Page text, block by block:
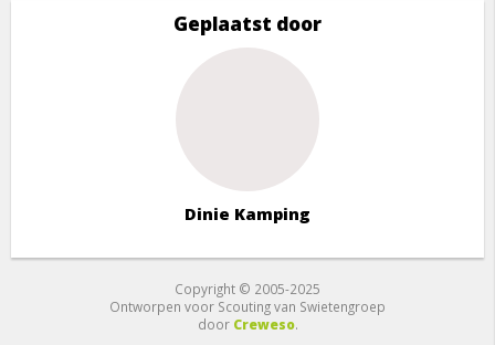
Geplaatst door
Dinie Kamping
Copyright © 2005-2025
Ontworpen voor Scouting van Swietengroep
door Creweso.